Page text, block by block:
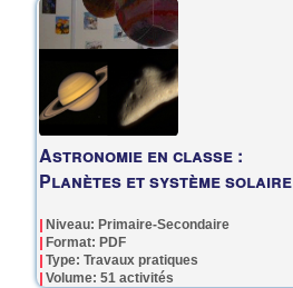
Astronomie en classe :
Planètes et système solaire
Niveau: Primaire-Secondaire
Format: PDF
Type: Travaux pratiques
Volume: 51 activités